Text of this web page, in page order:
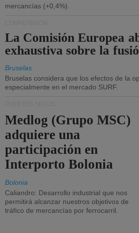
mercancías (+0,4%).
La Comisión Europea
exhaustiva sobre la
Bruselas
Bruselas considera que los efectos de la
especialmente en el mercado SURF.
Medlog (Grupo MSC)
adquiere una
participación en
Interporto Bolonia
Bolonia
Caliandro: Desarrollo industrial que nos
permitirá alcanzar nuestros objetivos de
tráfico de mercancías por ferrocarril.